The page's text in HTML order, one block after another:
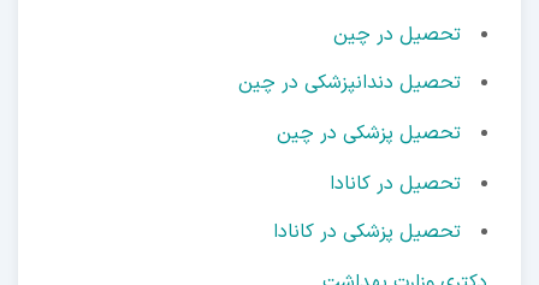
تحصیل در چین
تحصیل دندانپزشکی در چین
تحصیل پزشکی در چین
تحصیل در کانادا
تحصیل پزشکی در کانادا